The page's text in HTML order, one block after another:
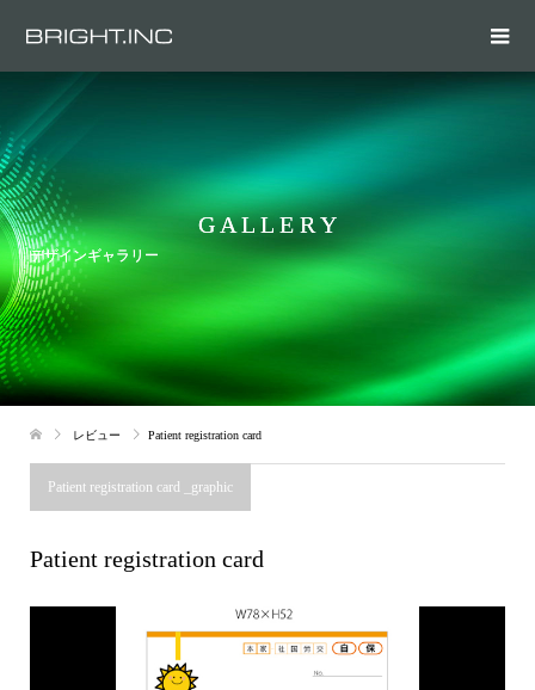
G A L L E R Y
デザインギャラリー
レビュー Patient registration card
Patient registration card _graphic
Patient registration card